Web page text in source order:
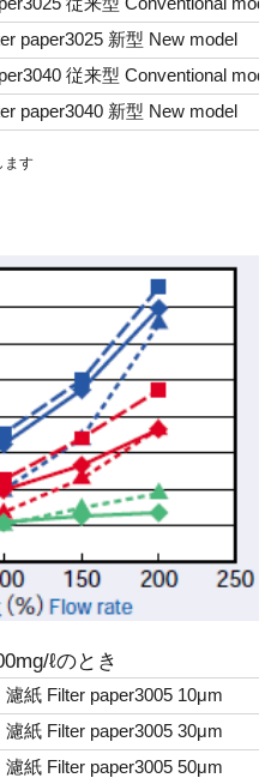
paper3025 新型 New model
従来型 Conventional
paper3040 新型 New model
ます
ℓのとき
濾紙 Filter paper3005 10μm
濾紙 Filter paper3005 30μm
濾紙 Filter paper3005 50μm